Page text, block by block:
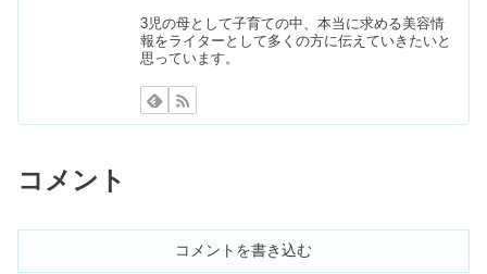
めちゃくちゃいい匂いの香水｜プチプ
ラ&安い9選【メンズ&レディース】
あほげを抑えるマスカラ人気5選｜プ
【レディース】だぼっとしたズボン7
選｜デニムコーデの着こなし方も
3児の母として子育ての中、本当に求める美容情
報をライターとして多くの方に伝えていきたいと
思っています。
コメント
コメントを書き込む